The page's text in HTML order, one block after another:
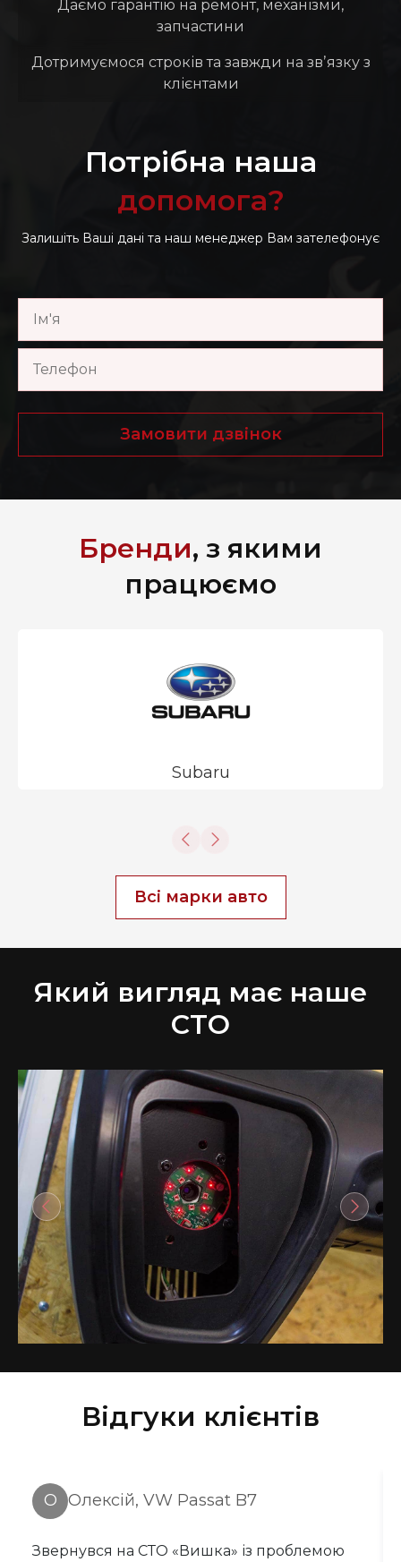
Даємо гарантію на ремонт, механізми,
запчастини
Дотримуємося строків та завжди на звʼязку з
клієнтами
Потрібна наша
допомога?
Залишіть Ваші дані та наш менеджер Вам зателефонує
Замовити дзвінок
Бренди, з якими
працюємо
Subaru
Всі марки авто
Який вигляд має наше
СТО
Відгуки клієнтів
О Олексій, VW Passat B7
Звернувся на СТО «Вишка» із проблемою